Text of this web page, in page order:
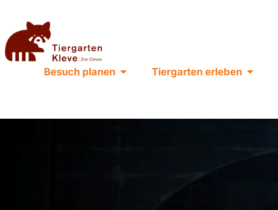
Besuch planen Tiergarten erleben